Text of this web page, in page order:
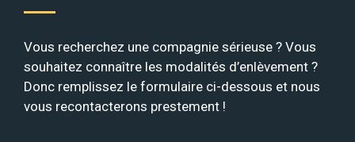
Vous recherchez une compagnie sérieuse ? Vous
souhaitez connaître les modalités d’enlèvement ?
Donc remplissez le formulaire ci-dessous et nous
vous recontacterons prestement !